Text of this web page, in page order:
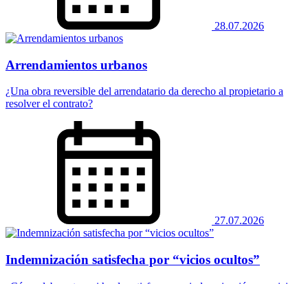
28.07.2026
Arrendamientos urbanos
¿Una obra reversible del arrendatario da derecho al propietario a
resolver el contrato?
27.07.2026
Indemnización satisfecha por “vicios ocultos”